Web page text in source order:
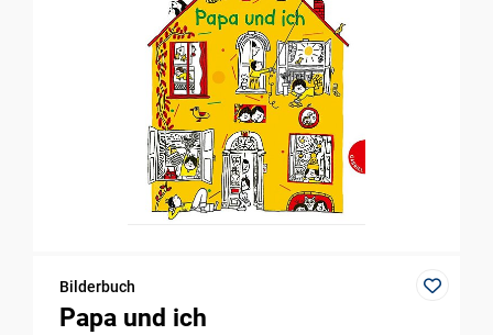
Bilderbuch
Papa und ich